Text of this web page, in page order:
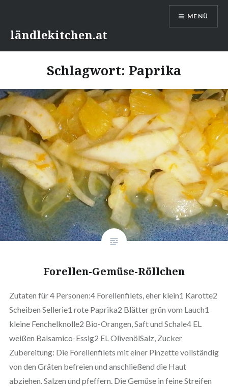
Inhaltländlekitchen.at
MENÜ
Schlagwort: Paprika
Forellen-Gemüse-Röllchen
Zutaten für 4 Personen:4 Forellenfilets, eher klein1 Karotte2
Scheiben Sellerie1 rote Paprika2 Blätter grün vom Lauch1
kleine Fenchelknolle2 Bio-Orangen, Saft und Schale4 EL
weißen Balsamico-Essig2 EL OlivenölSalz, Zucker
Zubereitung: Die Forellenfilets mit einer Pinzette vollständig
von den Gräten befreien und anschließend die Haut
abziehen. Salzen und pfeffern. Die Gemüse in feine Streifen